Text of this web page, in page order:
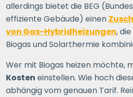
allerdings bietet die BEG
effiziente Gebäude) einen
von Gas-Hybridheizungen,
Biogas und Solarthermie
Wer mit Biogas heizen möchte,
Kosten einstellen. Wie hoch
abhängig vom genauen Tarif.